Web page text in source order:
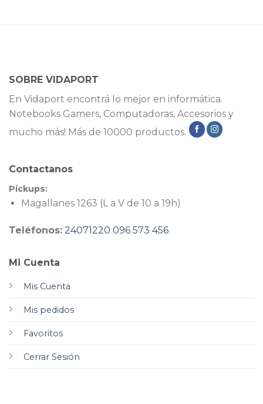
SOBRE VIDAPORT
En Vidaport encontrá lo mejor en informática.
Notebooks Gamers, Computadoras, Accesorios y
mucho más! Más de 10000 productos.
Mi Cuenta
Mis Cuenta
Mis pedidos
Favoritos
Cerrar Sesión
Contactanos
Pickups:
Magallanes 1263 (L a V de 10 a 19h)
Teléfonos: 24071220 096 573 456